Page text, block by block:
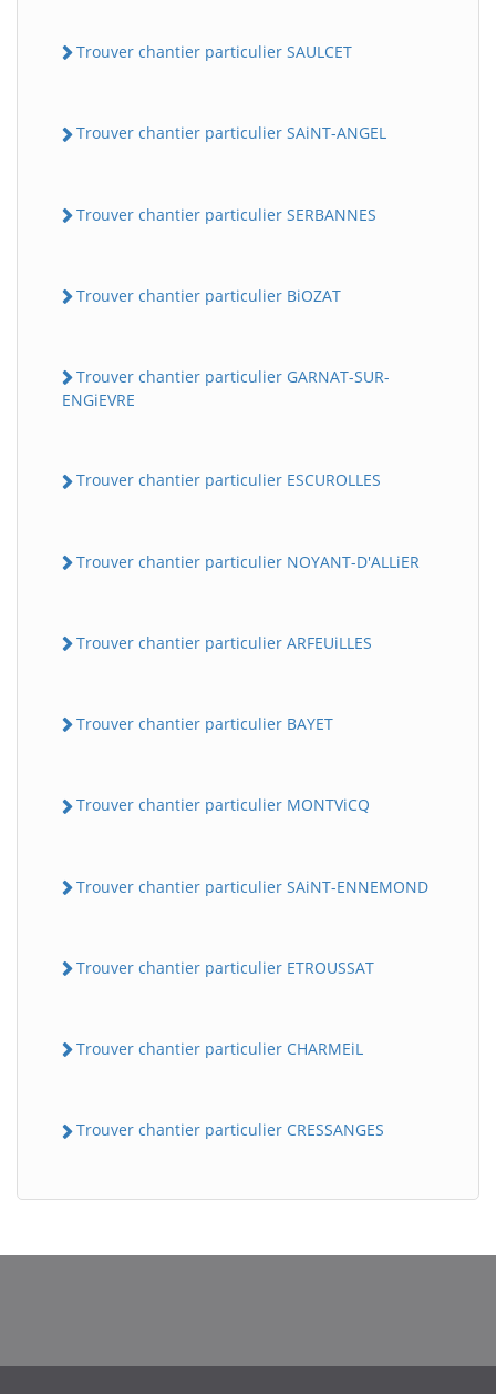
Trouver chantier particulier SAULCET
Trouver chantier particulier SAiNT-ANGEL
Trouver chantier particulier SERBANNES
Trouver chantier particulier BiOZAT
Trouver chantier particulier GARNAT-SUR-
ENGiEVRE
Trouver chantier particulier ESCUROLLES
Trouver chantier particulier NOYANT-D'ALLiER
Trouver chantier particulier ARFEUiLLES
Trouver chantier particulier BAYET
Trouver chantier particulier MONTViCQ
Trouver chantier particulier SAiNT-ENNEMOND
Trouver chantier particulier ETROUSSAT
Trouver chantier particulier CHARMEiL
Trouver chantier particulier CRESSANGES
B